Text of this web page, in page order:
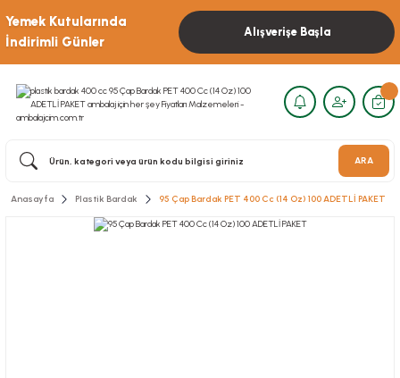
Yemek Kutularında
İndirimli Günler
Alışverişe Başla
ARA
Anasayfa Plastik Bardak 95 Çap Bardak PET 400 Cc (14 Oz) 100 ADETLİ PAKET